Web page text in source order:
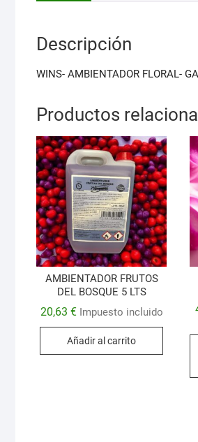
Descripción
WINS- AMBIENTADOR FLORAL-
Productos
AMBIENTADOR FRUTOS
DEL BOSQUE 5 LTS
20,63 € Impuesto incluido
Añadir al carrito